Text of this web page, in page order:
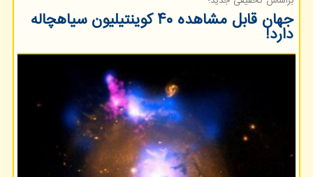
جهان قابل مشاهده ۴۰ کوینتیلیون سیاهچاله
دارد!